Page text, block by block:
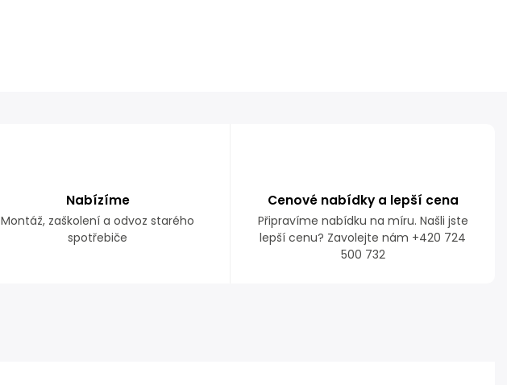
Nabízíme
Montáž, zaškolení a odvoz starého
spotřebiče
Cenové nabídky a lepší cena
Připravíme nabídku na míru. Našli jste
lepší cenu? Zavolejte nám +420 724
500 732